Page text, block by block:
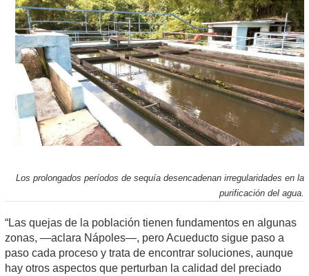
Los prolongados períodos de sequía desencadenan irregularidades en la
purificación del agua.
“Las quejas de la población tienen fundamentos en algunas
zonas, —aclara Nápoles—, pero Acueducto sigue paso a
paso cada proceso y trata de encontrar soluciones, aunque
hay otros aspectos que perturban la calidad del preciado